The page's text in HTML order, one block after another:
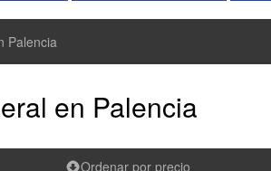
Palencia
en Palencia
Ordenar por precio